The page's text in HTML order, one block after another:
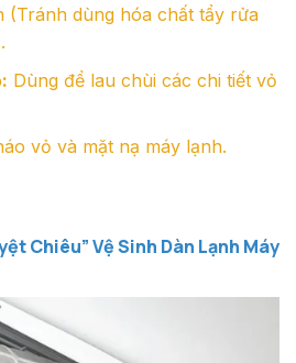
(Tránh dùng hóa chất tẩy rửa
Dùng để lau chùi các chi tiết vỏ
vỏ và mặt nạ máy lạnh.
Chiêu” Vệ Sinh Dàn Lạnh Máy